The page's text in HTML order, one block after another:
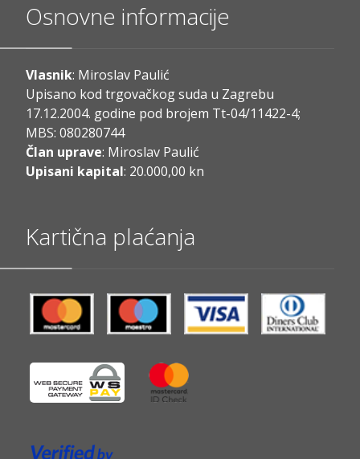
Osnovne informacije
Vlasnik: Miroslav Paulić
Upisano kod trgovačkog suda u Zagrebu
17.12.2004. godine pod brojem Tt-04/11422-4;
MBS: 080280744
Član uprave: Miroslav Paulić
Upisani kapital: 20.000,00 kn
Kartična plaćanja